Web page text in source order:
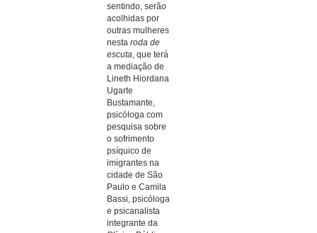
sentindo, serão
acolhidas por
outras mulheres
nestaroda de
escuta, que terá
a mediação de
Lineth Hiordana
Ugarte
Bustamante,
psicóloga com
pesquisa sobre
o sofrimento
psíquico de
imigrantes na
cidade de São
Paulo e Camila
Bassi, psicóloga
e psicanalista
integrante da